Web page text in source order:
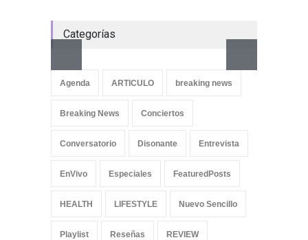
Categorías
Agenda ARTICULO breaking news
Breaking News Conciertos
Conversatorio Disonante Entrevista
EnVivo Especiales FeaturedPosts
HEALTH LIFESTYLE Nuevo Sencillo
Playlist Reseñas REVIEW